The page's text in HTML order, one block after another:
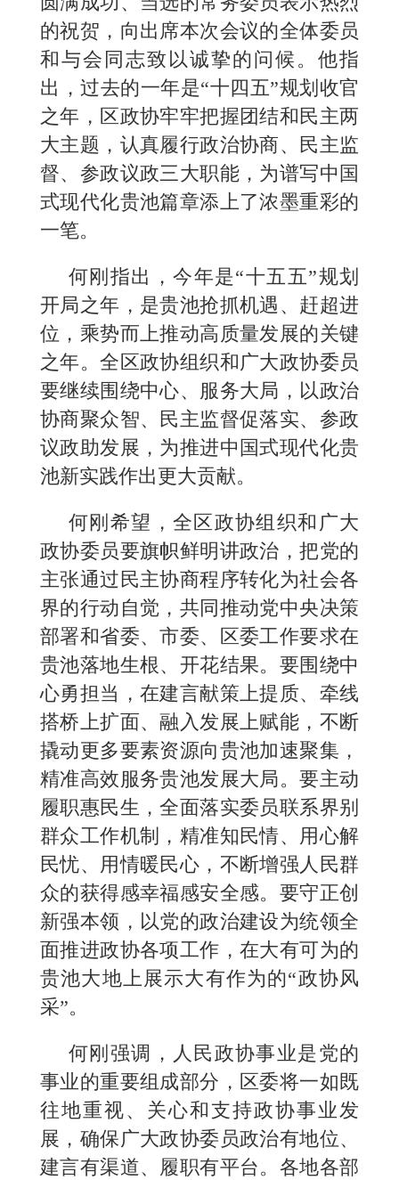
的祝贺，向出席本次会议的全体委员
和与会同志致以诚挚的问候。他指
出，过去的一年是“十四五”规划收官
之年，区政协牢牢把握团结和民主两
大主题，认真履行政治协商、民主监
督、参政议政三大职能，为谱写中国
式现代化贵池篇章添上了浓墨重彩的
一笔。
何刚指出，今年是“十五五”规划
开局之年，是贵池抢抓机遇、赶超进
位，乘势而上推动高质量发展的关键
之年。全区政协组织和广大政协委员
要继续围绕中心、服务大局，以政治
协商聚众智、民主监督促落实、参政
议政助发展，为推进中国式现代化贵
池新实践作出更大贡献。
何刚希望，全区政协组织和广大
政协委员要旗帜鲜明讲政治，把党的
主张通过民主协商程序转化为社会各
界的行动自觉，共同推动党中央决策
部署和省委、市委、区委工作要求在
贵池落地生根、开花结果。要围绕中
心勇担当，在建言献策上提质、牵线
搭桥上扩面、融入发展上赋能，不断
撬动更多要素资源向贵池加速聚集，
精准高效服务贵池发展大局。要主动
履职惠民生，全面落实委员联系界别
群众工作机制，精准知民情、用心解
民忧、用情暖民心，不断增强人民群
众的获得感幸福感安全感。要守正创
新强本领，以党的政治建设为统领全
面推进政协各项工作，在大有可为的
贵池大地上展示大有作为的“政协风
采”。
何刚强调，人民政协事业是党的
事业的重要组成部分，区委将一如既
往地重视、关心和支持政协事业发
展，确保广大政协委员政治有地位、
建言有渠道、履职有平台。各地各部